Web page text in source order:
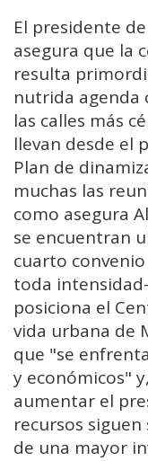
El presidente
asegura que la
resulta
nutrida
las calles más
llevan desde el
Plan de
muchas las
como asegura
se encuentran
cuarto
toda
posiciona el
vida urbana de
que "se
y económicos"
aumentar el
recursos
de una mayor